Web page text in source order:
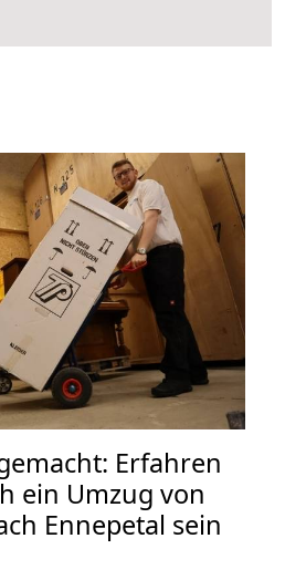
Erfahren
ein Umzug von
Ennepetal sein